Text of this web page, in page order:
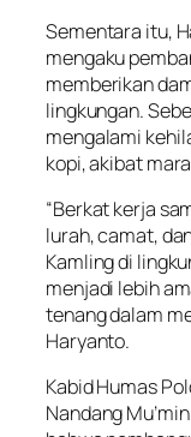
Sementara itu,
mengaku
memberikan
lingkungan.
mengalami
kopi, akibat
“Berkat kerja
lurah, camat,
Kamling di
menjadi lebih
tenang dalam
Haryanto.
Kabid Humas
Nandang